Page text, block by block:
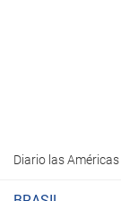
Diario las Américas